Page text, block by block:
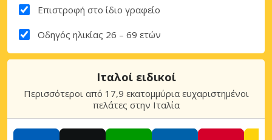
Επιστροφή στο ίδιο γραφείο
Οδηγός ηλικίας 26 – 69 ετών
Ιταλοί ειδικοί
Περισσότεροι από 17,9 εκατομμύρια ευχαριστημένοι
πελάτες στην Ιταλία